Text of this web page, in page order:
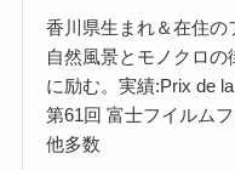
香川県生まれ＆在住
自然風景とモノクロ
に励む。実績:Prix de
第61回 富士フイルム
他多数